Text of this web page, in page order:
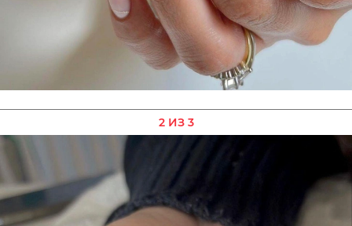
2 ИЗ 3